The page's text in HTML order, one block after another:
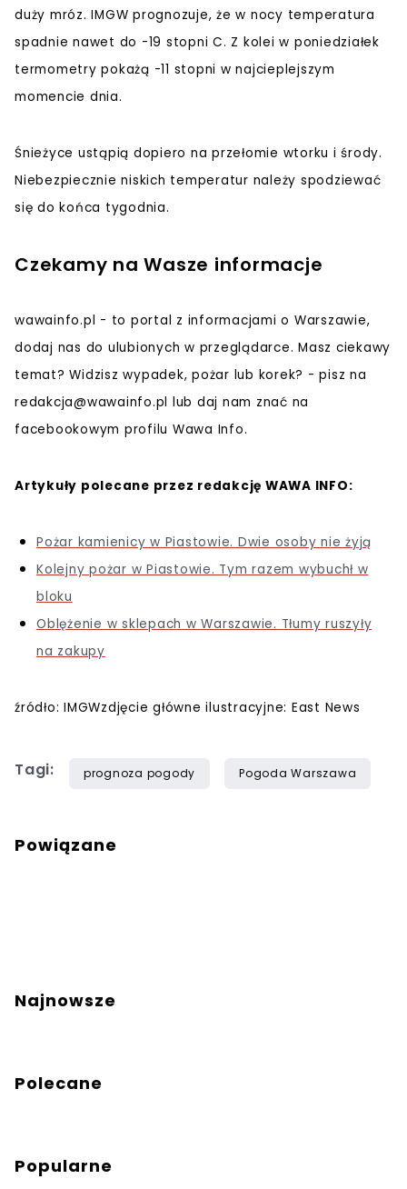
duży mróz. IMGW prognozuje, że w nocy temperatura
spadnie nawet do -19 stopni C. Z kolei w poniedziałek
termometry pokażą -11 stopni w najcieplejszym
momencie dnia.
Śnieżyce ustąpią dopiero na przełomie wtorku i środy.
Niebezpiecznie niskich temperatur należy spodziewać
się do końca tygodnia.
Czekamy na Wasze informacje
wawainfo.pl - to portal z informacjami o Warszawie,
dodaj nas do ulubionych w przeglądarce. Masz ciekawy
temat? Widzisz wypadek, pożar lub korek? - pisz na
redakcja@wawainfo.pl lub daj nam znać na
facebookowym profilu Wawa Info.
Artykuły polecane przez redakcję WAWA INFO:
Pożar kamienicy w Piastowie. Dwie osoby nie żyją
Kolejny pożar w Piastowie. Tym razem wybuchł w
bloku
Oblężenie w sklepach w Warszawie. Tłumy ruszyły
na zakupy
źródło: IMGWzdjęcie główne ilustracyjne: East News
Tagi: prognoza pogody Pogoda Warszawa
Powiązane
Najnowsze
Polecane
Popularne